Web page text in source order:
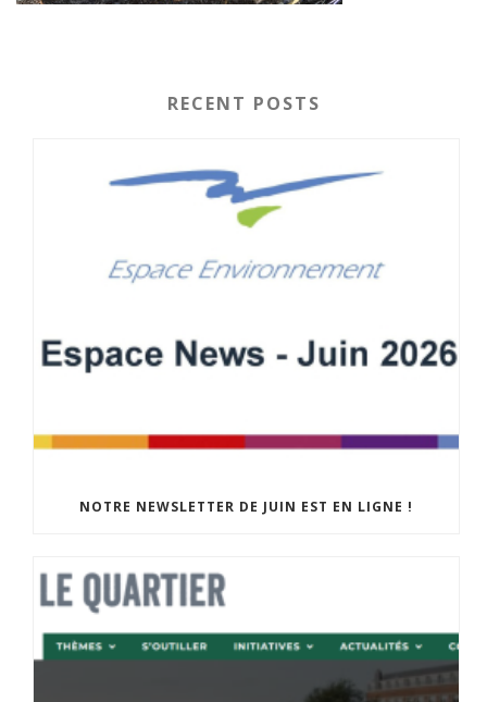
RECENT POSTS
NOTRE NEWSLETTER DE JUIN EST EN LIGNE !